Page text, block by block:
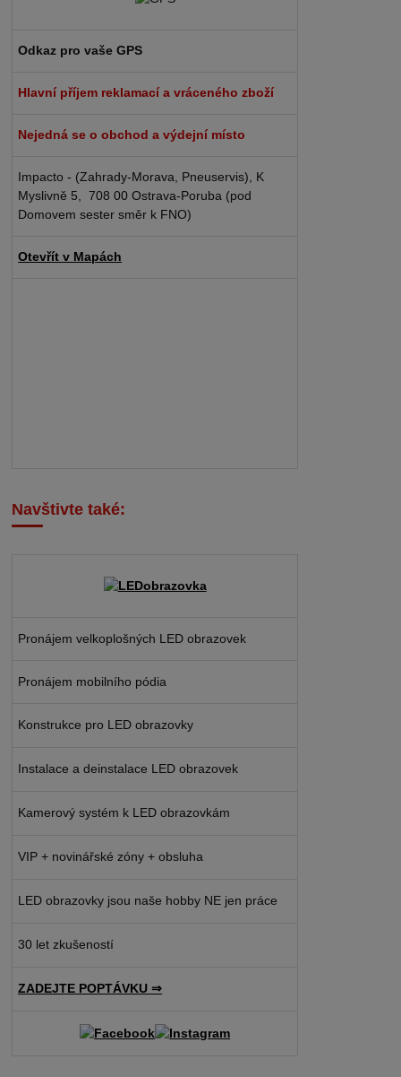
Odkaz pro vaše GPS
Hlavní příjem reklamací a vráceného zboží
Nejedná se o obchod a výdejní místo
Impacto - (Zahrady-Morava, Pneuservis), K
Myslivně 5, 708 00 Ostrava-Poruba (pod
Domovem sester směr k FNO)
Otevřít v Mapách
Navštivte také:
Pronájem velkoplošných LED obrazovek
Pronájem mobilního pódia
Konstrukce pro LED obrazovky
Instalace a deinstalace LED obrazovek
Kamerový systém k LED obrazovkám
VIP + novinářské zóny + obsluha
LED obrazovky jsou naše hobby NE jen práce
30 let zkušeností
ZADEJTE POPTÁVKU ⇒